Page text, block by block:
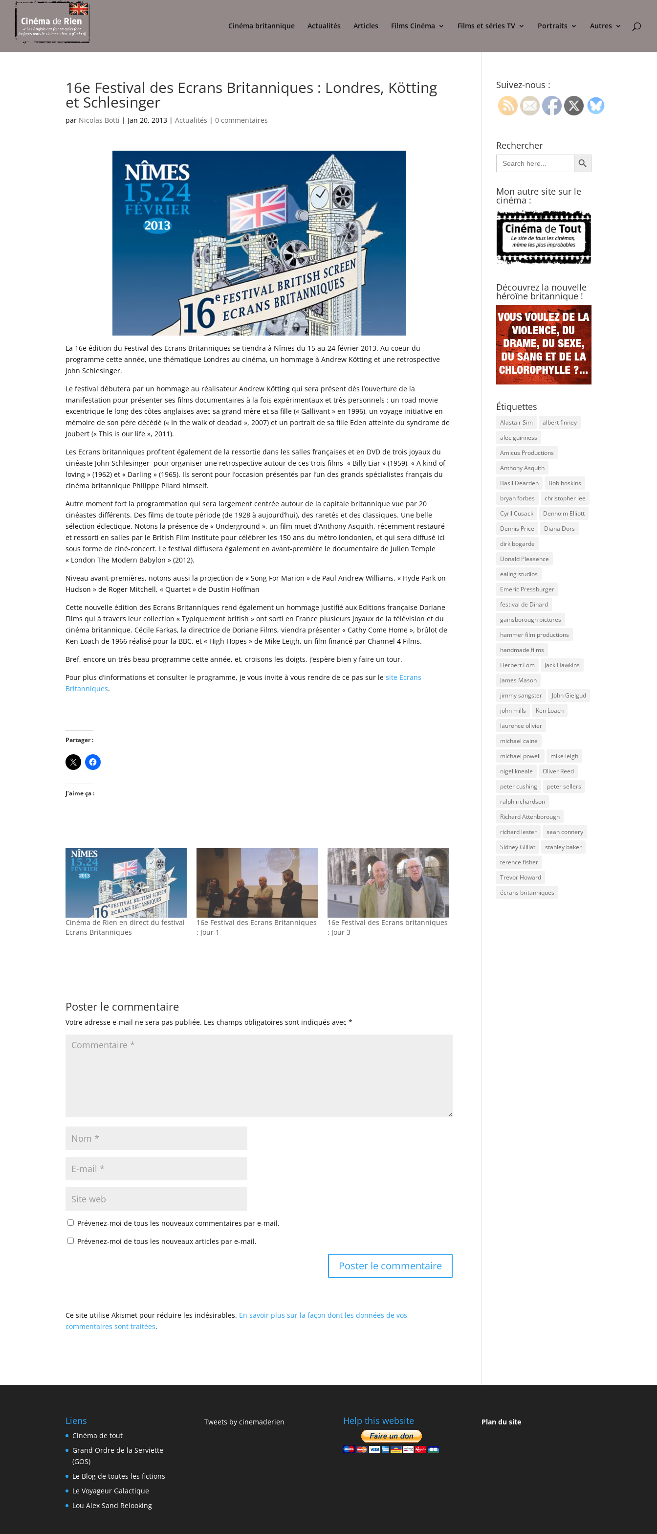
Cinéma britannique Actualités Articles Films Cinéma Films et séries TV Portraits Autres
16e Festival des Ecrans Britanniques : Londres, Kötting
et Schlesinger
par Nicolas Botti | Jan 20, 2013 |Actualités |0 commentaires
La 16e édition du Festival des Ecrans Britanniques se tiendra à Nîmes du 15 au 24 février 2013. Au coeur du
programme cette année, une thématique Londres au cinéma, un hommage à Andrew Kötting et une retrospective
John Schlesinger.
Le festival débutera par un hommage au réalisateur Andrew Kötting qui sera présent dès l’ouverture de la
manifestation pour présenter ses films documentaires à la fois expérimentaux et très personnels : un road movie
excentrique le long des côtes anglaises avec sa grand mère et sa fille (« Gallivant » en 1996), un voyage initiative en
mémoire de son père décédé (« In the walk of deadad », 2007) et un portrait de sa fille Eden atteinte du syndrome de
Joubert (« This is our life », 2011).
Les Ecrans britanniques profitent également de la ressortie dans les salles françaises et en DVD de trois joyaux du
cinéaste John Schlesinger pour organiser une retrospective autour de ces trois films « Billy Liar » (1959), « A kind of
loving » (1962) et « Darling » (1965). Ils seront pour l’occasion présentés par l’un des grands spécialistes français du
cinéma britannique Philippe Pilard himself.
Autre moment fort la programmation qui sera largement centrée autour de la capitale britannique vue par 20
cinéastes différents. Des films de toute période (de 1928 à aujourd’hui), des raretés et des classiques. Une belle
sélection éclectique. Notons la présence de « Underground », un film muet d’Anthony Asquith, récemment restauré
et ressorti en salles par le British Film Institute pour célébrer les 150 ans du métro londonien, et qui sera diffusé ici
sous forme de ciné-concert. Le festival diffusera également en avant-première le documentaire de Julien Temple
« London The Modern Babylon » (2012).
Niveau avant-premières, notons aussi la projection de « Song For Marion » de Paul Andrew Williams, « Hyde Park on
Hudson » de Roger Mitchell, « Quartet » de Dustin Hoffman
Cette nouvelle édition des Ecrans Britanniques rend également un hommage justifié aux Editions française Doriane
Films qui à travers leur collection « Typiquement british » ont sorti en France plusieurs joyaux de la télévision et du
cinéma britannique. Cécile Farkas, la directrice de Doriane Films, viendra présenter « Cathy Come Home », brûlot de
Ken Loach de 1966 réalisé pour la BBC, et « High Hopes » de Mike Leigh, un film financé par Channel 4 Films.
Bref, encore un très beau programme cette année, et, croisons les doigts, j’espère bien y faire un tour.
Pour plus d’informations et consulter le programme, je vous invite à vous rendre de ce pas sur lesite Ecrans
Britanniques.
Partager :
J’aime ça :
Cinéma de Rien en direct du festival
Ecrans Britanniques
16e Festival des Ecrans Britanniques
: Jour 1
16e Festival des Ecrans britanniques
: Jour 3
Poster le commentaire
Votre adresse e-mail ne sera pas publiée. Les champs obligatoires sont indiqués avec*
Prévenez-moi de tous les nouveaux commentaires par e-mail.
Prévenez-moi de tous les nouveaux articles par e-mail.
Ce site utilise Akismet pour réduire les indésirables. En savoir plus sur la façon dont les données de vos
commentaires sont traitées.
Suivez-nous :
Rechercher
Search
for:
Search Button
Mon autre site sur le
cinéma :
Découvrez la nouvelle
héroïne britannique !
Étiquettes
Alastair Sim
albert finney
alec guinness
Amicus Productions
Anthony Asquith
Basil Dearden
Bob hoskins
bryan forbes
christopher lee
Cyril Cusack
Denholm Elliott
Dennis Price
Diana Dors
dirk bogarde
Donald Pleasence
ealing studios
Emeric Pressburger
festival de Dinard
gainsborough pictures
hammer film productions
handmade films
Herbert Lom
Jack Hawkins
James Mason
jimmy sangster
John Gielgud
john mills
Ken Loach
laurence olivier
michael caine
michael powell
mike leigh
nigel kneale
Oliver Reed
peter cushing
peter sellers
ralph richardson
Richard Attenborough
richard lester
sean connery
Sidney Gilliat
stanley baker
terence fisher
Trevor Howard
écrans britanniques
Liens
Cinéma de tout
Grand Ordre de la Serviette
(GOS)
Le Blog de toutes les fictions
Le Voyageur Galactique
Lou Alex Sand Relooking
Tweets by cinemaderien Help this website Plan du site